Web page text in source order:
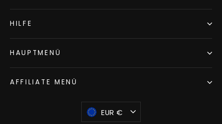
HILFE
HAUPTMENÜ
AFFILIATE MENÜ
WÄHRUNG
EUR €